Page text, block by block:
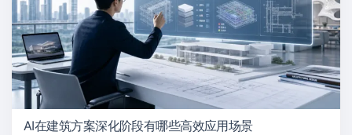
AI在建筑方案深化阶段有哪些高效应用场景